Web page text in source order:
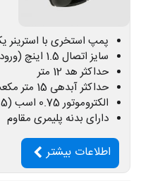
پمپ استخری با استرینر
سایز اتصال 1.5 اینچ (ورودی) و 2 اینچ (خروجی)
حداکثر هد 12 متر
حداکثر آبدهی 15 متر مکعب در ساعت
الکتروموتور 0.75 اسب (0.5 کیلووات)
دارای بدنه پلیمری مقاوم
اطلاعات بیشتر